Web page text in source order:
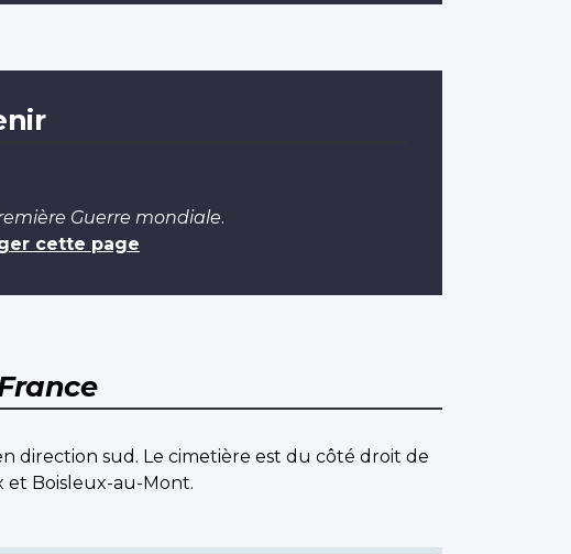
Guerre mondiale.
cette page
direction sud. Le cimetière est du côté droit de
et Boisleux-au-Mont.